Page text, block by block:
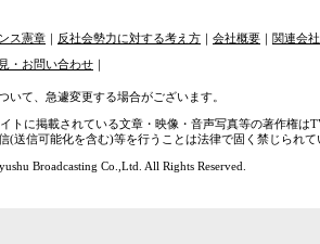
ス憲章 ｜ 反社会勢力に対する考え方 ｜ 会社概要 ｜ 関連会社
・お問い合わせ ｜
いて、急遽変更する場合がございます。
イトに掲載されている文章・映像・音声写真等の著作権
(送信可能化を含む)等を行うことは法律で固く禁じられて
Broadcasting Co.,Ltd. All Rights Reserved.